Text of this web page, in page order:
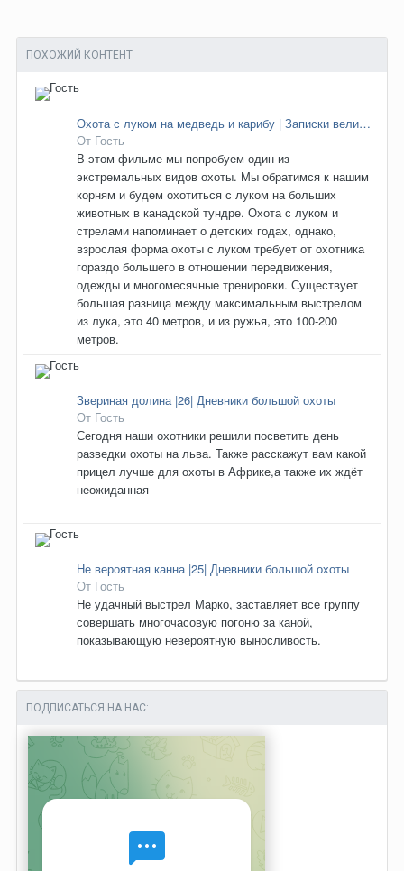
ПОХОЖИЙ КОНТЕНТ
Охота с луком на медведь и карибу | Записки великого охотника
От Гость
В этом фильме мы попробуем один из
экстремальных видов охоты. Мы обратимся к нашим
корням и будем охотиться с луком на больших
животных в канадской тундре. Охота с луком и
стрелами напоминает о детских годах, однако,
взрослая форма охоты с луком требует от охотника
гораздо большего в отношении передвижения,
одежды и многомесячные тренировки. Существует
большая разница между максимальным выстрелом
из лука, это 40 метров, и из ружья, это 100-200
метров.
Звериная долина |26| Дневники большой охоты
От Гость
Сегодня наши охотники решили посветить день
разведки охоты на льва. Также расскажут вам какой
прицел лучше для охоты в Африке,а также их ждёт
неожиданная
Не вероятная канна |25| Дневники большой охоты
От Гость
Не удачный выстрел Марко, заставляет все группу
совершать многочасовую погоню за каной,
показывающую невероятную выносливость.
ПОДПИСАТЬСЯ НА НАС: